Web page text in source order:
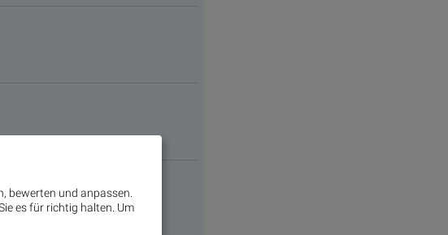
bewerten und anpassen.
es für richtig halten. Um